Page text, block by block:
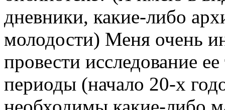
дневники, какие-либо
молодости) Меня очень
провести исследование
периоды (начало 20-х